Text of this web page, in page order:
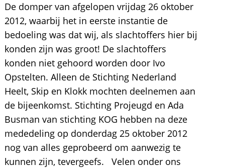
De domper van afgelopen vrijdag 26 oktober
2012, waarbij het in eerste instantie de
bedoeling was dat wij, als slachtoffers hier bij
konden zijn was groot! De slachtoffers
konden niet gehoord worden door Ivo
Opstelten. Alleen de Stichting Nederland
Heelt, Skip en Klokk mochten deelnemen aan
de bijeenkomst. Stichting Projeugd en Ada
Busman van stichting KOG hebben na deze
mededeling op donderdag 25 oktober 2012
nog van alles geprobeerd om aanwezig te
kunnen zijn, tevergeefs. Velen onder ons